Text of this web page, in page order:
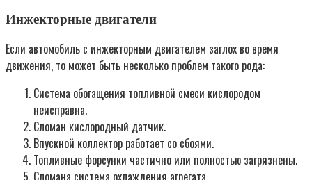
Инжекторные двигатели
Если автомобиль с инжекторным двигателем заглох во время
движения, то может быть несколько проблем такого рода:
Система обогащения топливной смеси кислородом
неисправна.
Сломан кислородный датчик.
Впускной коллектор работает со сбоями.
Топливные форсунки частично или полностью загрязнены.
Сломана система охлаждения агрегата.